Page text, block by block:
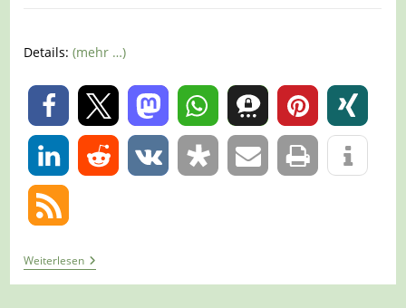
Details:(mehr …)
0
0
WeiterlesenTour
1371
–